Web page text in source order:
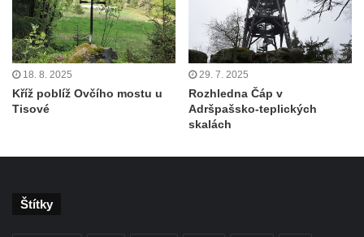
18. 8. 2025
Kříž poblíž Ovčího mostu u
Tisové
29. 7. 2025
Rozhledna Čáp v
Adršpašsko-teplických
skalách
Štítky